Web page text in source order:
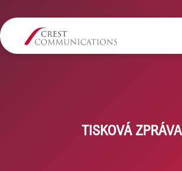
TISKOVÁ ZPRÁVA